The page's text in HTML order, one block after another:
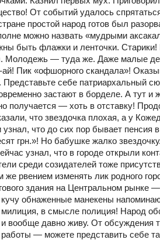
От событий удалось
простой народ готов был
можно назвать «мудрыми
быть флажки и ленточки.
Молодежь — туда же. Даже малые
Пик «офшорного скандала»!
себе патриархальный
застают в борделе. А тут и
получается — хоть в отставку!
что звездочка плохая, а у
что до сих пор бывает пенсия
грн.»! Но бабушке жалко звездочку.
узнал, что в городе открыли
среди созидателей тоже
же рвением изменять лик родного
здания на Центральном рынке
обнаженные манекены
в смысле полиция! Народ
вообще давно живу. От
работы — можете представить себе